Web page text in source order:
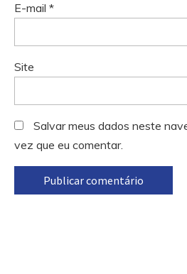
E-mail *
Site
Salvar meus dados neste
vez que eu comentar.